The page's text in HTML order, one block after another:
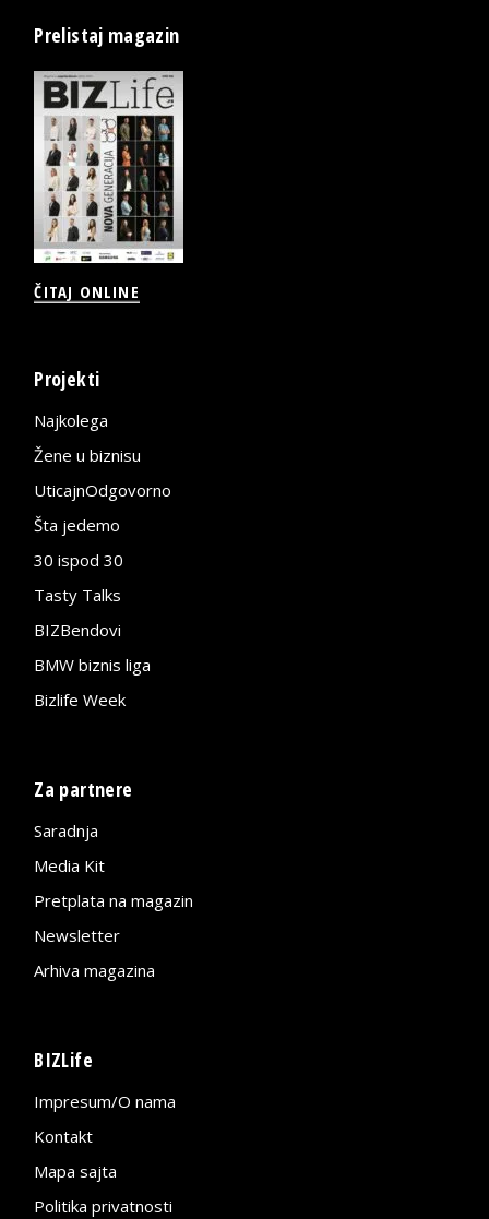
Prelistaj magazin
ČITAJ ONLINE
Projekti
Najkolega
Žene u biznisu
UticajnOdgovorno
Šta jedemo
30 ispod 30
Tasty Talks
BIZBendovi
BMW biznis liga
Bizlife Week
Za partnere
Saradnja
Media Kit
Pretplata na magazin
Newsletter
Arhiva magazina
BIZLife
Impresum/O nama
Kontakt
Mapa sajta
Politika privatnosti